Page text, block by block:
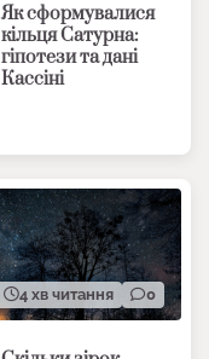
Як сформувалися
кільця Сатурна:
гіпотези та дані
Кассіні
4 хв читання 0